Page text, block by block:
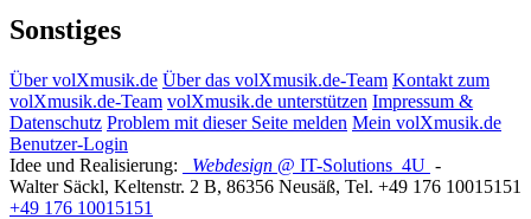
Sonstiges
Über volXmusik.de Über das volXmusik.de-Team Kontakt zum
volXmusik.de-Team volXmusik.de unterstützen Impressum &
Datenschutz Problem mit dieser Seite melden Mein volXmusik.de
Benutzer-Login
Idee und Realisierung:
Webdesign @ IT-Solutions 4U -
Walter Säckl, Keltenstr. 2 B, 86356 Neusäß, Tel. +49 176 10015151
+49 176 10015151